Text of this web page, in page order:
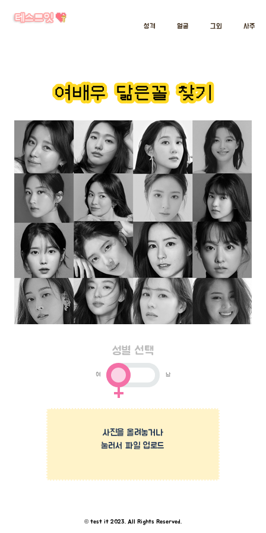
성격 얼굴 그외 사주
성별 선택
여 남
사진을 올려놓거나
눌러서 파일 업로드
© test it 2023. All Rights Reserved.